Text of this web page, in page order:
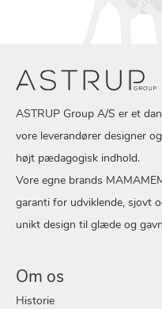
ASTRUP Group A/S er et
vore leverandører designer
højt pædagogisk indhold.
Vore egne brands
garanti for udviklende, sjovt
unikt design til glæde og
Om os
Historie